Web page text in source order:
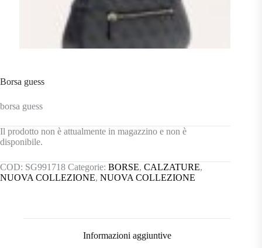
Borsa guess
borsa guess
Il prodotto non è attualmente in magazzino e non è
disponibile.
COD: SG991718 Categorie: BORSE, CALZATURE,
NUOVA COLLEZIONE, NUOVA COLLEZIONE
Informazioni aggiuntive